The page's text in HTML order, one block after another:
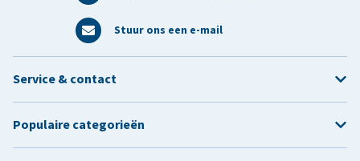
Stuur ons een e-mail
Service & contact
Populaire categorieën